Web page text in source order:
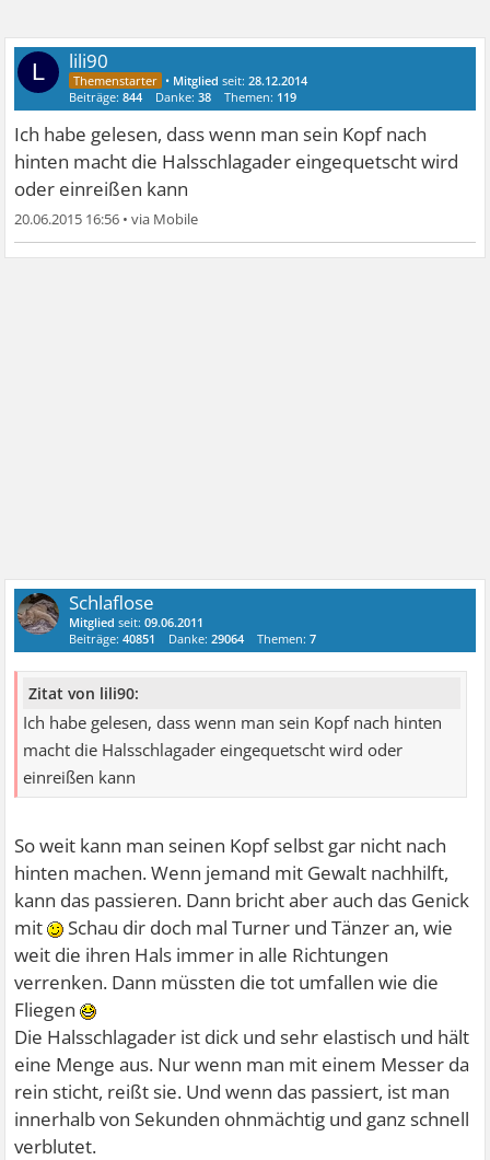
L lili90
• Mitglied seit:28.12.2014
Beiträge:844 Danke:38 Themen: 119
Ich habe gelesen, dass wenn man sein Kopf nach
hinten macht die Halsschlagader eingequetscht wird
oder einreißen kann
20.06.2015 16:56 •
Schlaflose
Mitglied seit:09.06.2011
Beiträge:40851 Danke:29064 Themen:7
Zitat von lili90:
Ich habe gelesen, dass wenn man sein Kopf nach hinten
macht die Halsschlagader eingequetscht wird oder
einreißen kann
So weit kann man seinen Kopf selbst gar nicht nach
hinten machen. Wenn jemand mit Gewalt nachhilft,
kann das passieren. Dann bricht aber auch das Genick
mit
Schau dir doch mal Turner und Tänzer an, wie
weit die ihren Hals immer in alle Richtungen
verrenken. Dann müssten die tot umfallen wie die
Fliegen
Die Halsschlagader ist dick und sehr elastisch und hält
eine Menge aus. Nur wenn man mit einem Messer da
rein sticht, reißt sie. Und wenn das passiert, ist man
innerhalb von Sekunden ohnmächtig und ganz schnell
verblutet.